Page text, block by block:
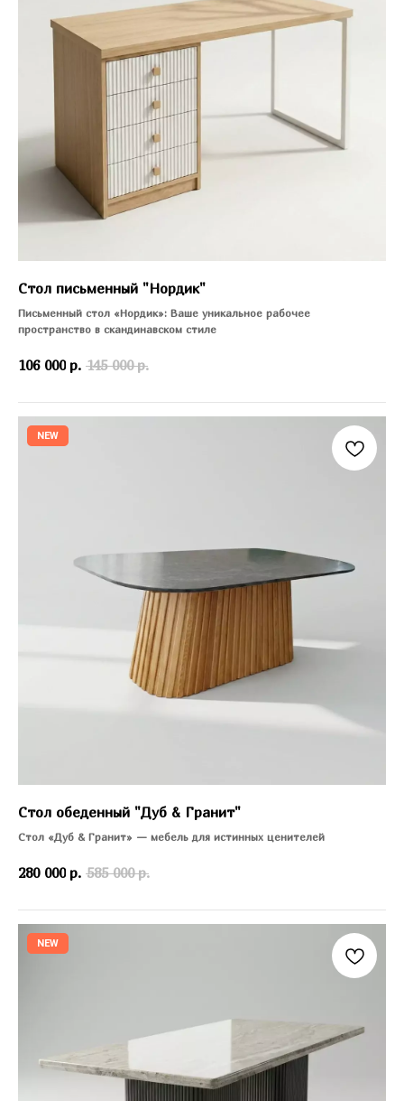
Стол письменный "Нордик"
Письменный стол «Нордик»: Ваше уникальное рабочее
пространство в скандинавском стиле
106 000 р. 145 000 р.
NEW
Стол обеденный "Дуб & Гранит"
Стол «Дуб & Гранит» — мебель для истинных ценителей
280 000 р. 585 000 р.
NEW